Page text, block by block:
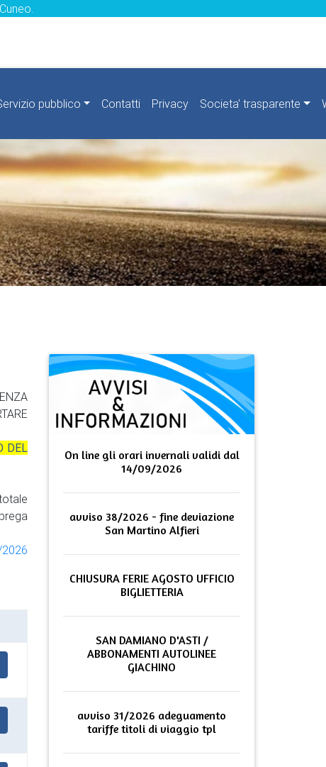
pubblico Contatti Privacy Societa' trasparente
DEL
2026
On line gli orari invernali validi dal
14/09/2026
avviso 38/2026 - fine deviazione
San Martino Alfieri
CHIUSURA FERIE AGOSTO UFFICIO
BIGLIETTERIA
SAN DAMIANO D'ASTI /
ABBONAMENTI AUTOLINEE
GIACHINO
avviso 31/2026 adeguamento
tariffe titoli di viaggio tpl